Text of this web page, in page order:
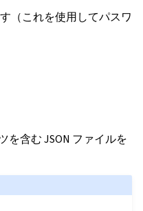
（これを使用してパスワ
を含む JSON ファイルを